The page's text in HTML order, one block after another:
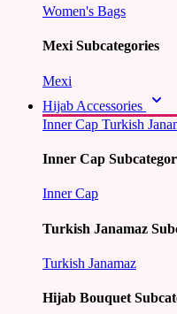
Women's Bags
Mexi Subcategories
Mexi
Hijab Accessories
Inner Cap Turkish
Inner Cap
Inner Cap
Turkish Janamaz
Turkish Janamaz
Hijab Bouquet